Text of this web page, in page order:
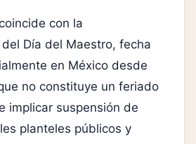
con la
Día del Maestro, fecha
en México desde
no constituye un feriado
implicar suspensión de
planteles públicos y